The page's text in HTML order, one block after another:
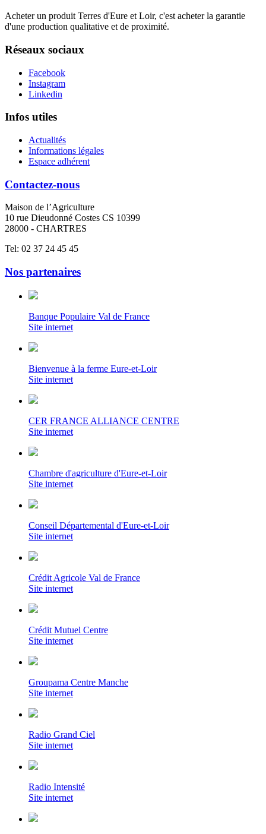
Acheter un produit Terres d'Eure et Loir, c'est acheter la garantie
d'une production qualitative et de proximité.
Réseaux sociaux
Facebook
Instagram
Linkedin
Infos utiles
Actualités
Informations légales
Espace adhérent
Contactez-nous
Maison de l’Agriculture
10 rue Dieudonné Costes CS 10399
28000 - CHARTRES
Tel: 02 37 24 45 45
Nos partenaires
Banque Populaire Val de France
Site internet
Bienvenue à la ferme Eure-et-Loir
Site internet
CER FRANCE ALLIANCE CENTRE
Site internet
Chambre d'agriculture d'Eure-et-Loir
Site internet
Conseil Départemental d'Eure-et-Loir
Site internet
Crédit Agricole Val de France
Site internet
Crédit Mutuel Centre
Site internet
Groupama Centre Manche
Site internet
Radio Grand Ciel
Site internet
Radio Intensité
Site internet